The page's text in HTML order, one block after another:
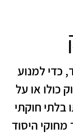
כדי למנוע
כולו או על
בלתי חוקתי
היסוד